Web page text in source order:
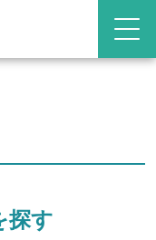
探す